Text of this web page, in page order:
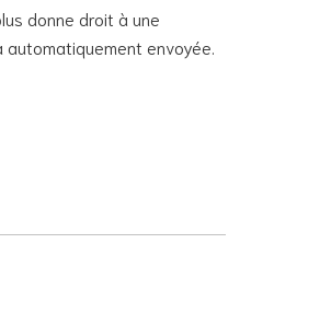
donne droit à une
envoyée.